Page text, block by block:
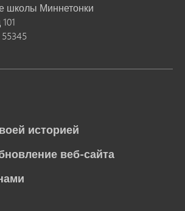
школы Миннетонки
55345
историей
веб-сайта